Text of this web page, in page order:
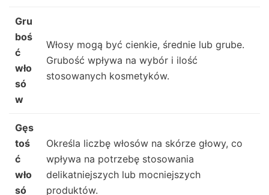
Gru
boś
ć
wło
só
w
Włosy mogą być cienkie, średnie lub grube.
Grubość wpływa na wybór i ilość
stosowanych kosmetyków.
Gęs
toś
ć
wło
só
Określa liczbę włosów na skórze głowy, co
wpływa na potrzebę stosowania
delikatniejszych lub mocniejszych
produktów.